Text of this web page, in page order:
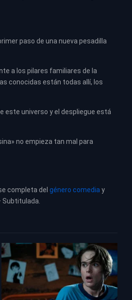
paso de una nueva pesadilla
a los pilares familiares de la
conocidas están todas allí, los
este universo y el despliegue está
no empieza tan mal para
completa del género comedia y
Subtitulada.